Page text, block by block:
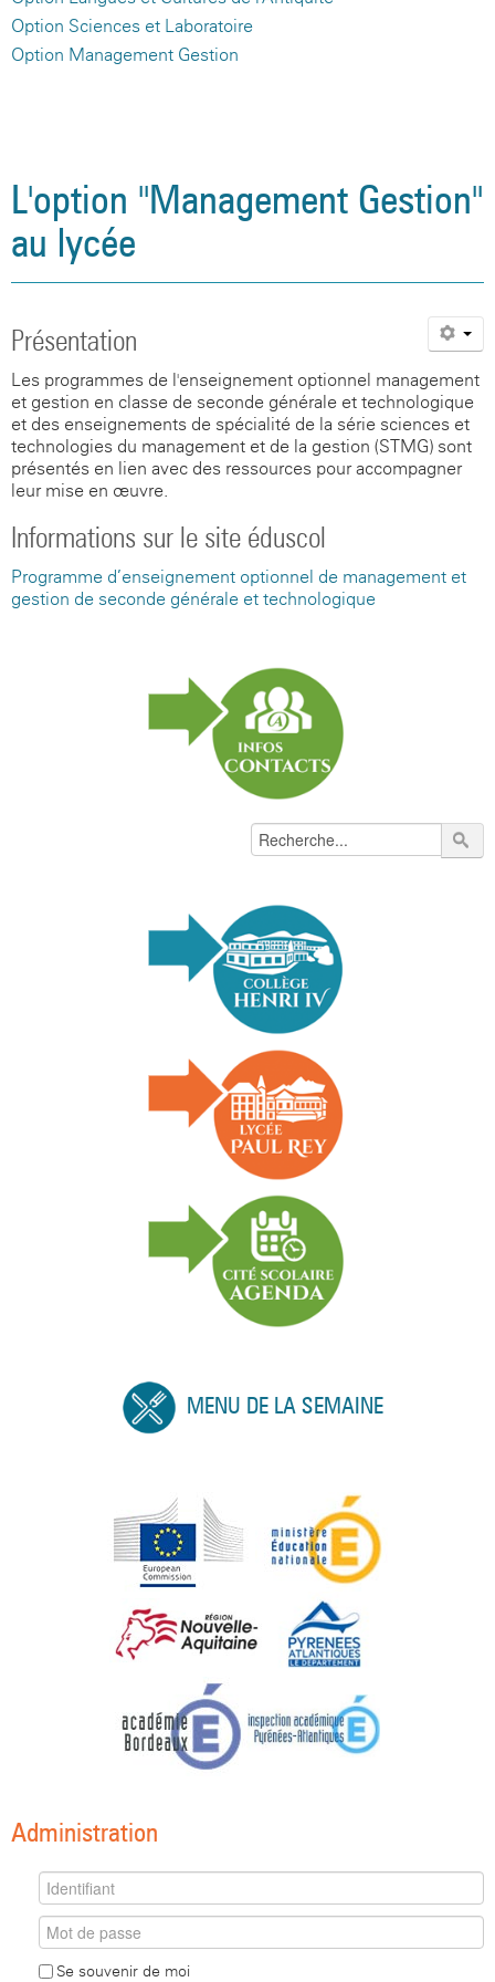
Option Sciences et Laboratoire
Option Management Gestion
L'option "Management Gestion"
au lycée
Présentation
Les programmes de l'enseignement optionnel management
et gestion en classe de seconde générale et technologique
et des enseignements de spécialité de la série sciences et
technologies du management et de la gestion (STMG) sont
présentés en lien avec des ressources pour accompagner
leur mise en œuvre.
Informations sur le site éduscol
Programme d’enseignement optionnel de management et
gestion de seconde générale et technologique
MENU DE LA SEMAINE
Administration
Se souvenir de moi